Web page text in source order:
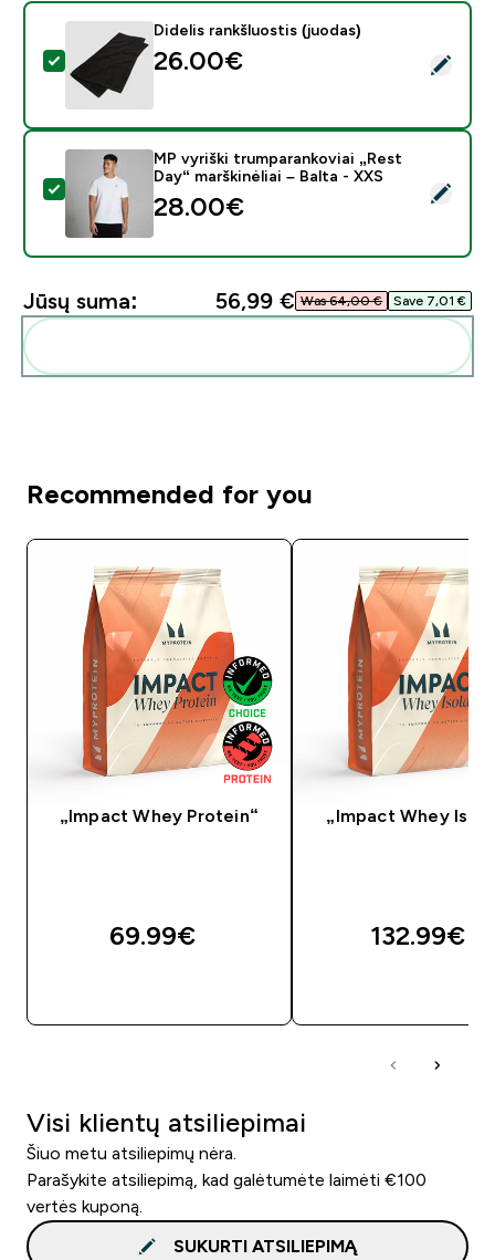
Pasirinkti šį produktą - Didelis rankšluostis (juodas)
Didelis rankšluostis (juodas)
26.00€‎
Pasirinkti šį produktą - MP vyriški trumparankoviai
MP vyriški trumparankoviai „Rest
Day“ marškinėliai – Balta - XXS
28.00€‎
Jūsų suma: 56,99 €‎ Was 64,00 €‎ Save 7,01 €‎
Recommended for you
„Impact Whey Protein“
69.99€‎
„Impact Whey
132.99€‎
Visi klientų atsiliepimai
Šiuo metu atsiliepimų nėra.
Parašykite atsiliepimą, kad galėtumėte laimėti €100
vertės kuponą.
SUKURTI ATSILIEPIMĄ